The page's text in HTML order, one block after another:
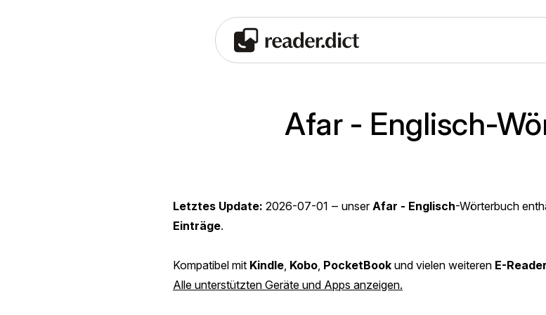
Afar - Englisch-
Letztes Update: 2026-07-01 ‒ unser Afar - Englisch-Wörterbuch
Einträge.
Kompatibel mit Kindle Kobo PocketBook und vielen weiteren E-
Alle unterstützten Geräte und Apps anzeigen.